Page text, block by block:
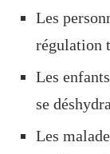
Les
régulation
Les
se
Les